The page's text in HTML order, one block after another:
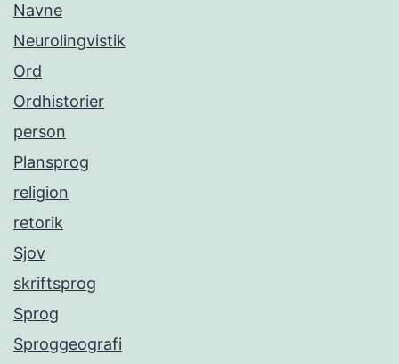
Navne
Neurolingvistik
Ord
Ordhistorier
person
Plansprog
religion
retorik
Sjov
skriftsprog
Sprog
Sproggeografi